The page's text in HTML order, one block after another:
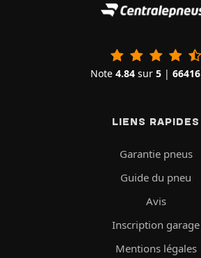
Note 4.84 sur 5 | 66416
LIENS RAPIDES
Garantie pneus
Guide du pneu
Avis
Inscription garage
Mentions légales